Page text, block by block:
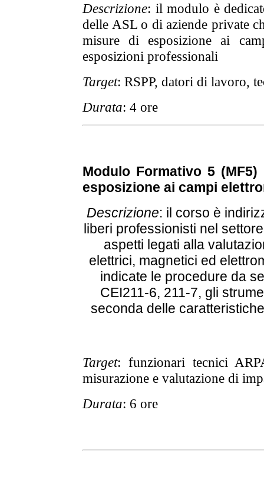
Descrizione: il modulo è
delle ASL o di aziende private
misure di esposizione ai
esposizioni professionali
Target: RSPP, datori di lavoro,
Durata: 4 ore
Modulo Formativo 5 (MF5)
esposizione ai campi
Descrizione: il corso è
liberi professionisti nel
aspetti legati alla
elettrici, magnetici ed
indicate le procedure da
CEI211-6, 211-7, gli
seconda delle
Target: funzionari tecnici
misurazione e valutazione di
Durata: 6 ore